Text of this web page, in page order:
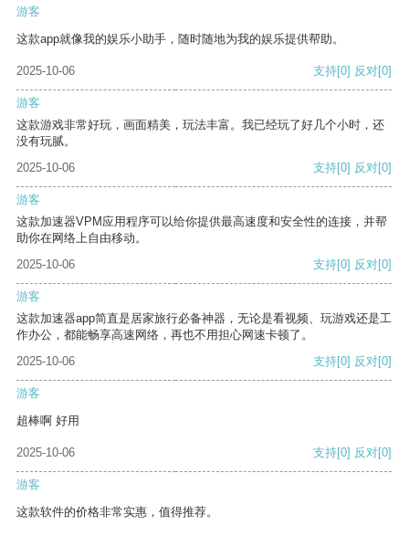
游客
这款app就像我的娱乐小助手，随时随地为我的娱乐提供帮助。
2025-10-06 支持[0] 反对[0]
游客
这款游戏非常好玩，画面精美，玩法丰富。我已经玩了好几个小时，还
没有玩腻。
2025-10-06
支持[0] 反对[0]
游客
这款加速器VPM应用程序可以给你提供最高速度和安全性的连接，并帮
助你在网络上自由移动。
2025-10-06
支持[0] 反对[0]
游客
这款加速器app简直是居家旅行必备神器，无论是看视频、玩游戏还是工
作办公，都能畅享高速网络，再也不用担心网速卡顿了。
2025-10-06
支持[0] 反对[0]
游客
超棒啊 好用
2025-10-06 支持[0] 反对[0]
游客
这款软件的价格非常实惠，值得推荐。